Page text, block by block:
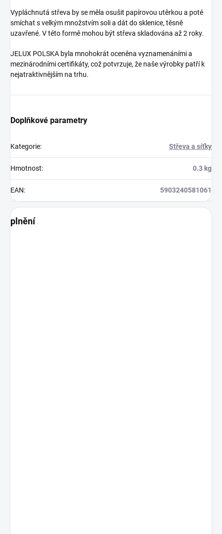
Vypláchnutá střeva by se měla osušit papírovou utěrkou a poté
smíchat s velkým množstvím soli a dát do sklenice, těsně
uzavřené. V této formě mohou být střeva skladována až 2 roky.
JELUX POLSKA byla mnohokrát oceněna vyznamenáními a
mezinárodními certifikáty, což potvrzuje, že naše výrobky patří k
nejatraktivnějším na trhu.
Doplňkové parametry
Kategorie: Střeva a síťky
Hmotnost: 0.3 kg
EAN: 5903240581061
plnění